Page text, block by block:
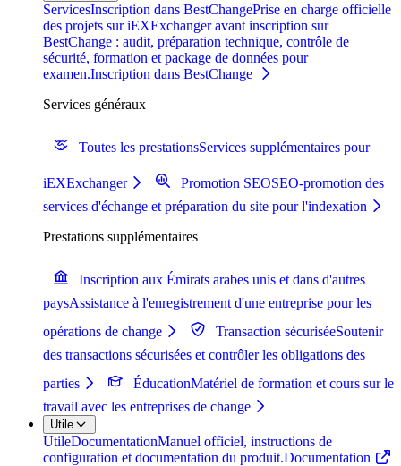
ServicesInscription dans BestChangePrise en charge officielle
des projets sur iEXExchanger avant inscription sur
BestChange : audit, préparation technique, contrôle de
sécurité, formation et package de données pour
examen.Inscription dans BestChange
Services généraux
Toutes les prestationsServices supplémentaires pour
iEXExchanger Promotion SEOSEO-promotion des
services d'échange et préparation du site pour l'indexation
Prestations supplémentaires
Inscription aux Émirats arabes unis et dans d'autres
paysAssistance à l'enregistrement d'une entreprise pour les
opérations de change
Transaction sécuriséeSoutenir
des transactions sécurisées et contrôler les obligations des
parties
ÉducationMatériel de formation et cours sur le
travail avec les entreprises de change
Utile
UtileDocumentationManuel officiel, instructions de
configuration et documentation du produit.Documentation